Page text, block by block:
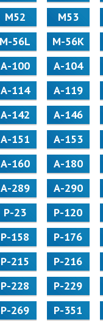
М52 М53
M-56L M-56K
А-100 А-104
А-114 А-119
А-142 А-146
А-151 А-153
А-160 А-180
А-289 А-290
Р-23 Р-120
Р-158 Р-176
Р-215 Р-216
Р-228 Р-229
Р-269 Р-351